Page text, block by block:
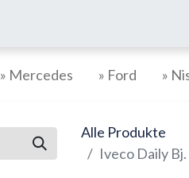
» Mercedes » Ford »
Alle Produkte
Iveco Daily